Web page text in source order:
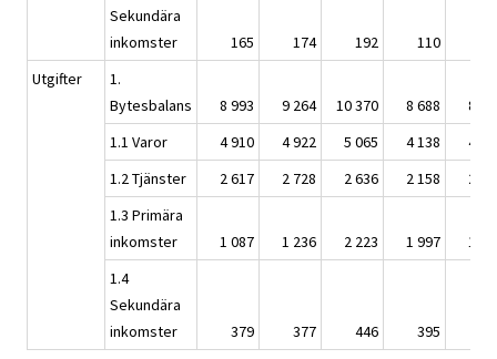
Sekundära
inkomster
165 174 192 110
Utgifter
1.
Bytesbalans
8 993 9 264 10 370 8 688
8
1.1 Varor
4 910 4 922 5 065 4 138
4
1.2 Tjänster
2 617 2 728 2 636 2 158
2
1.3 Primära
inkomster
1 087 1 236 2 223 1 997
1
1.4
Sekundära
inkomster
379 377 446 395